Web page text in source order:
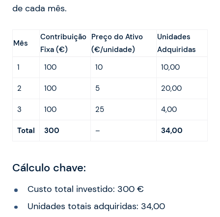
de cada mês.
Mês
Contribuição
Fixa (€)
Preço do Ativo
(€/unidade)
Unidades
Adquiridas
1
100 10 10,00
2 100 5 20,00
3 100 25 4,00
Total 300 – 34,00
Cálculo chave:
Custo total investido: 300 €
Unidades totais adquiridas: 34,00